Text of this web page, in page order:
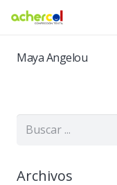
Maya Angelou
Archivos